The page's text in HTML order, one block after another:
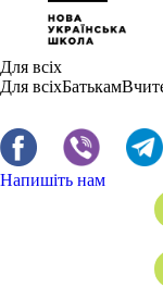
Для всіх
Для всіхБатькам
Напишіть нам